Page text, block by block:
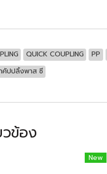
QUICK COUPLING
PP
ปปลิ้งพาส ซี
ข้อง
New